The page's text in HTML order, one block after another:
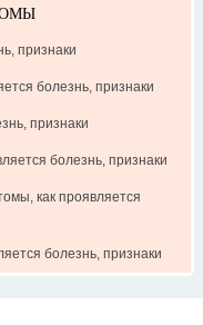
признаки
болезнь, признаки
признаки
болезнь, признаки
как проявляется
болезнь, признаки